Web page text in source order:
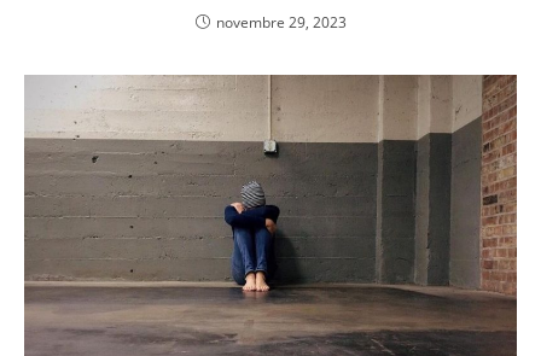
novembre 29, 2023